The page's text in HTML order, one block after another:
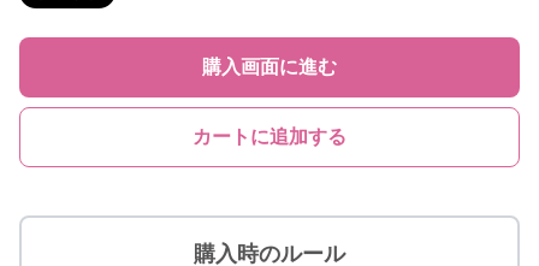
購入画面に進む
カートに追加する
購入時のルール